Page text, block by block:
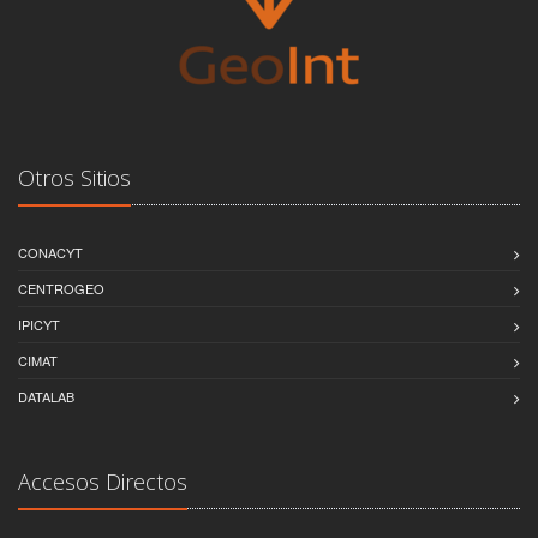
Otros Sitios
CONACYT
CENTROGEO
IPICYT
CIMAT
DATALAB
Accesos Directos